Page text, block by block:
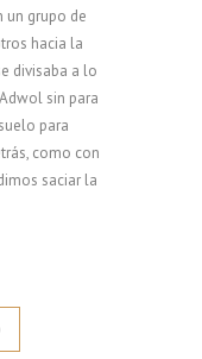
un grupo de
hacia la
divisaba a lo
sin para
para
como con
saciar la